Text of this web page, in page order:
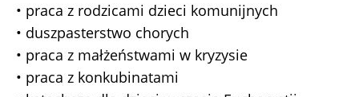
• praca z rodzicami dzieci komunijnych
• duszpasterstwo chorych
• praca z małżeństwami w kryzysie
• praca z konkubinatami